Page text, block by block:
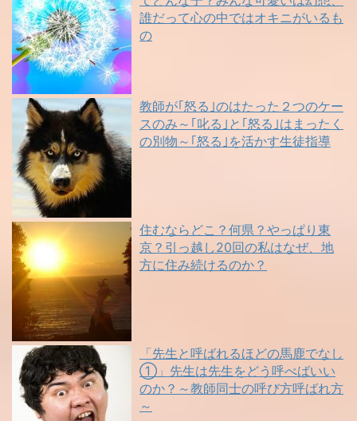
誰だって心の中ではオキニがいるも
の
教師が｢怒る｣のはたった２つのケー
スのみ～｢叱る｣と｢怒る｣はまったく
の別物～｢怒る｣を活かす生徒指導
住むならどこ？何県？やっぱり東
京？引っ越し20回の私はなぜ、地
方に住み続けるのか？
「先生と呼ばれるほどの馬鹿でなし
①」先生は先生をどう呼べばいい
のか？～教師同士の呼び方呼ばれ方
～